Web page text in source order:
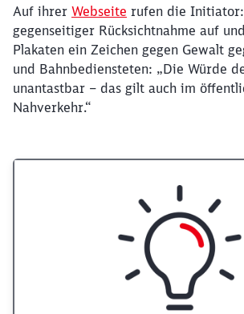
Auf ihrer Webseite rufen die
gegenseitiger Rücksichtnahme auf
Plakaten ein Zeichen gegen Gewalt
und Bahnbediensteten: „Die Würde
unantastbar – das gilt auch im
Nahverkehr.“